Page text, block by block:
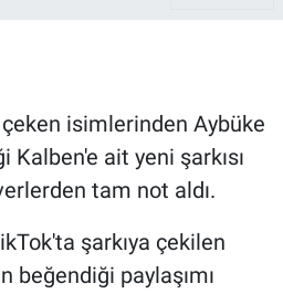
isimlerinden Aybüke
ait yeni şarkısı
tam not aldı.
şarkıya çekilen
beğendiği paylaşımı